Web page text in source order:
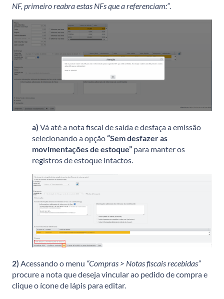
NF, primeiro reabra estas NFs que a referenciam:”.
a) Vá até a nota fiscal de saída e desfaça a emissão
selecionando a opção“Sem desfazer as
movimentações de estoque” para manter os
registros de estoque intactos.
2) Acessando o menu “Compras > Notas fiscais recebidas”
procure a nota que deseja vincular ao pedido de compra e
clique o ícone de lápis para editar.